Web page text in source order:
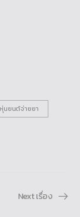
หุ่นยนต์จ่ายยา
Next เรื่อง